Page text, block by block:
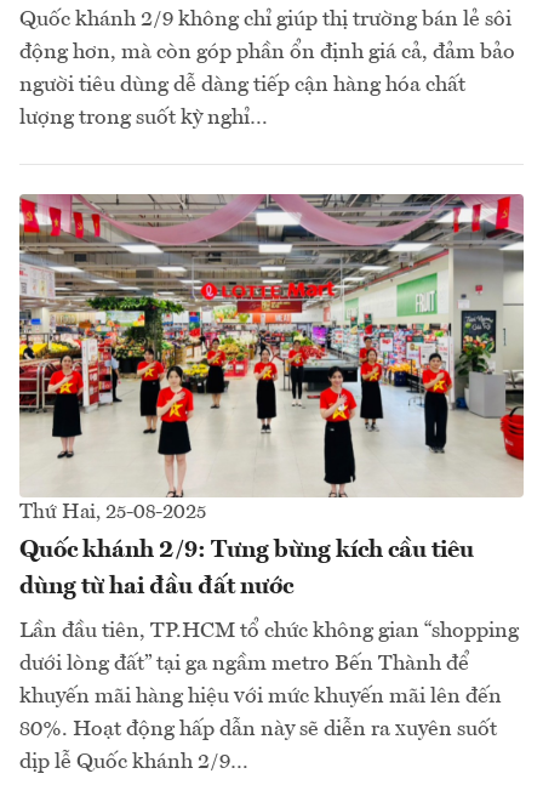
Quốc khánh 2/9 không chỉ giúp thị trường bán lẻ sôi
động hơn, mà còn góp phần ổn định giá cả, đảm bảo
người tiêu dùng dễ dàng tiếp cận hàng hóa chất
lượng trong suốt kỳ nghỉ…
Thứ Hai, 25-08-2025
Quốc khánh 2/9: Tưng bừng kích cầu tiêu
dùng từ hai đầu đất nước
Lần đầu tiên, TP.HCM tổ chức không gian “shopping
dưới lòng đất” tại ga ngầm metro Bến Thành để
khuyến mãi hàng hiệu với mức khuyến mãi lên đến
80%. Hoạt động hấp dẫn này sẽ diễn ra xuyên suốt
dịp lễ Quốc khánh 2/9…